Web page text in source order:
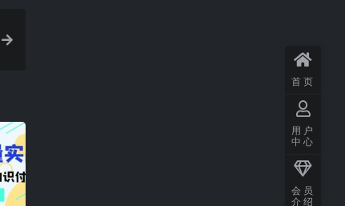
首页
用户
中心
会员
介绍